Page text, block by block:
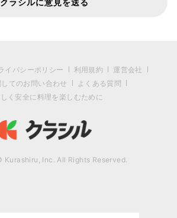
クラシルに意見を送る
イバシーポリシー 利用規約
運営会社
てのお問い合わせ
よくある質問
く安全に料理を楽しむために
Inc. All Rights Reserved.